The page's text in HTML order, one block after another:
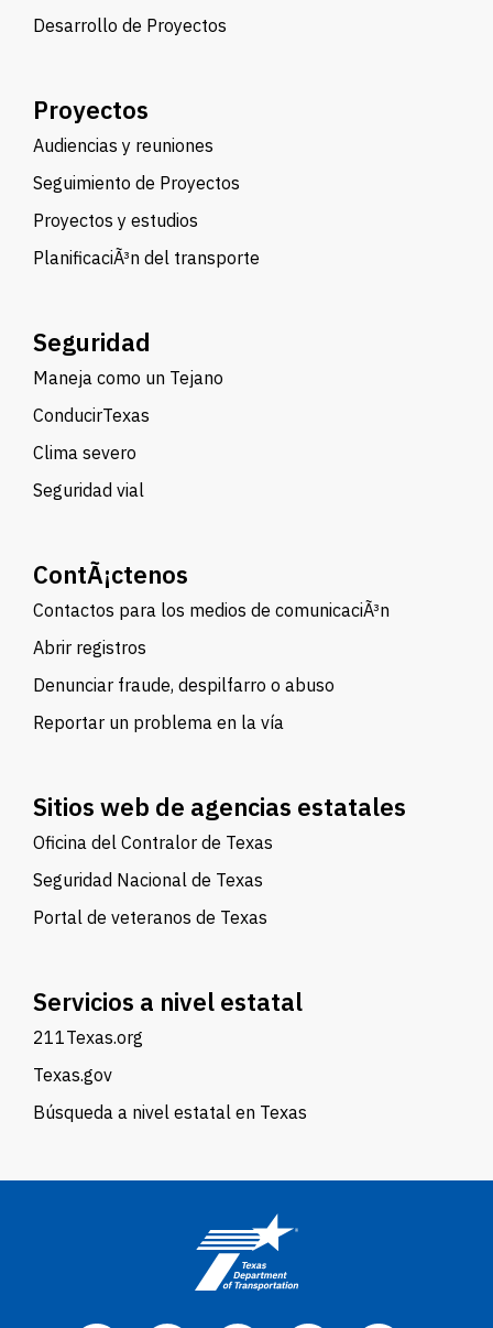
Desarrollo de Proyectos
Proyectos
Audiencias y reuniones
Seguimiento de Proyectos
Proyectos y estudios
PlanificaciÃ³n del transporte
Seguridad
Maneja como un Tejano
ConducirTexas
Clima severo
Seguridad vial
ContÃ¡ctenos
Contactos para los medios de comunicaciÃ³n
Abrir registros
Denunciar fraude, despilfarro o abuso
Reportar un problema en la vía
Sitios web de agencias estatales
Oficina del Contralor de Texas
Seguridad Nacional de Texas
Portal de veteranos de Texas
Servicios a nivel estatal
211Texas.org
Texas.gov
Búsqueda a nivel estatal en Texas